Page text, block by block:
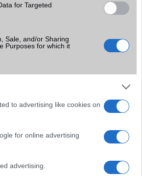
for Targeted
Sale, and/or Sharing
Purposes for which it
to advertising like cookies on
for online advertising
advertising.
másik alkalmazással is működtek,
jobb volt, és hozzáfért néhány
amelyekhez a Mi alkalmazás
Strava és ennyi.
helyettesítőként.